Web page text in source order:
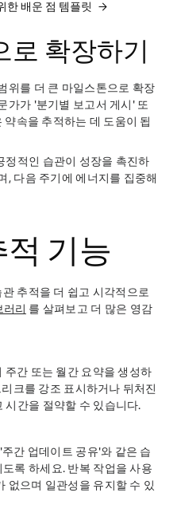
한 배운 점 템플릿
로 확장하기
위를 더 큰 마일스톤으로 확장
가가 '분기별 보고서 게시' 또
속을 추적하는 데 도움이 됩
정적인 습관이 성장을 촉진하
, 다음 주기에 에너지를 집중해
기능
추적을 더 쉽고 시각적으로
러리 를 살펴보고 더 많은 영감
간 또는 월간 요약을 생성하
크를 강조 표시하거나 뒤처진
시간을 절약할 수 있습니다.
간 업데이트 공유'와 같은 습
록 하세요. 반복 작업을 사용
없으며 일관성을 유지할 수 있